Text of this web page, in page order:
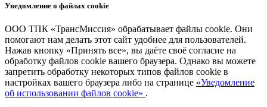
Уведомление о файлах cookie
ООО ТПК «ТрансМиссия» обрабатывает файлы cookie. Они
помогают нам делать этот сайт удобнее для пользователей.
Нажав кнопку «Принять все», вы даёте своё согласие на
обработку файлов cookie вашего браузера. Однако вы можете
запретить обработку некоторых типов файлов cookie в
настройках вашего браузера либо на странице «Уведомление
об использовании файлов cookie» .